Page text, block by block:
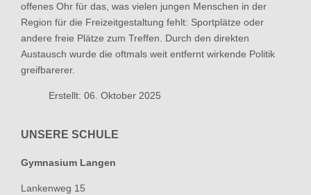
offenes Ohr für das, was vielen jungen Menschen in der
Region für die Freizeitgestaltung fehlt: Sportplätze oder
andere freie Plätze zum Treffen. Durch den direkten
Austausch wurde die oftmals weit entfernt wirkende Politik
greifbarerer.
Erstellt: 06. Oktober 2025
UNSERE SCHULE
Gymnasium Langen
Lankenweg 15